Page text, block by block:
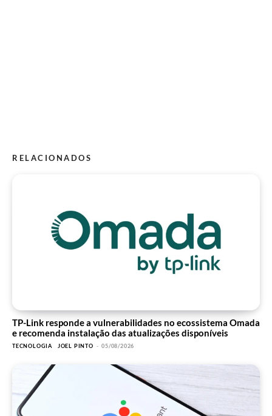
RELACIONADOS
TP-Link responde a vulnerabilidades no ecossistema Omada
e recomenda instalação das atualizações disponíveis
TECNOLOGIA JOEL PINTO - 05/08/2026